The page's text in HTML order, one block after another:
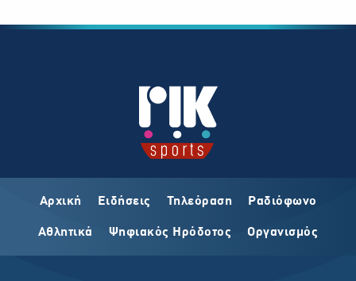
Αρχική Ειδήσεις Τηλεόραση Ραδιόφωνο
Αθλητικά Ψηφιακός Ηρόδοτος Οργανισμός